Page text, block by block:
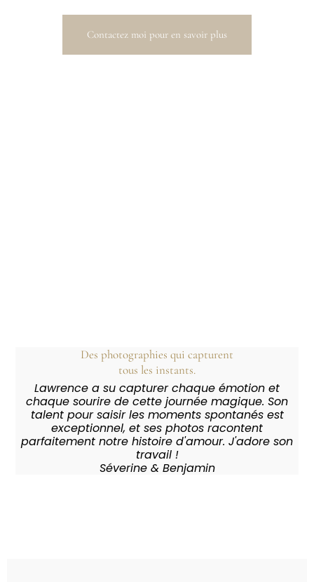
Contactez moi pour en savoir plus
Des photographies qui capturent
tous les instants.
Lawrence a su capturer chaque émotion et
chaque sourire de cette journée magique. Son
talent pour saisir les moments spontanés est
exceptionnel, et ses photos racontent
parfaitement notre histoire d'amour. J'adore son
travail !
Séverine & Benjamin